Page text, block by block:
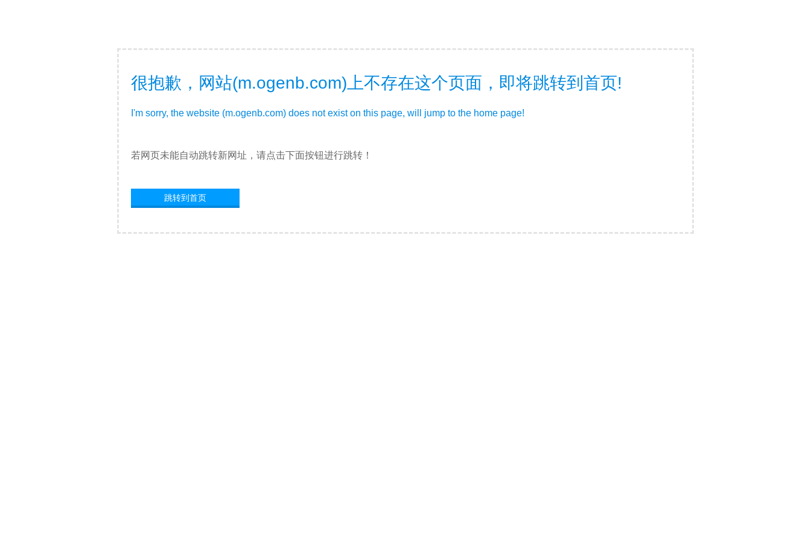
很抱歉，网站(m.ogenb.com)上不存在这个页面，即将跳转到首页!
I'm sorry, the website (m.ogenb.com) does not exist on this page, will jump to the home page!
若网页未能自动跳转新网址，请点击下面按钮进行跳转！
跳转到首页